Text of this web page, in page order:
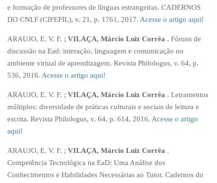
e formação de professores de línguas estrangeiras. CADERNOS
DO CNLF (CIFEFIL), v. 21, p. 1761, 2017. Acesse o artigo aqui!
ARAUJO, E. V. F. ; VILAÇA, Márcio Luiz Corrêa . Fóruns de
discussão na Ead: interação, linguagem e comunicação no
ambiente virtual de aprendizagem. Revista Philologus, v. 64, p.
536, 2016. Acesse o artigo aqui!
ARAUJO, E. V. F. ; VILAÇA, Márcio Luiz Corrêa . Letramentos
múltiplos: diversidade de práticas culturais e sociais de leitura e
escrita. Revista Philologus, v. 64, p. 614, 2016. Acesse o artigo
aqui!
ARAUJO, E. V. F. ; VILAÇA, Márcio Luiz Corrêa .
Competência Tecnológica na EaD: Uma Análise dos
Conhecimentos e Habilidades Necessárias ao Tutor. Cadernos do